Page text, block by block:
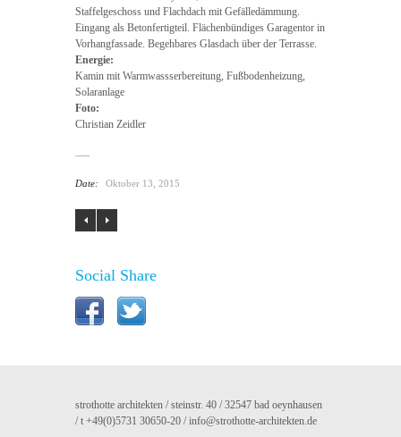
Staffelgeschoss und Flachdach mit Gefälledämmung.
Eingang als Betonfertigteil. Flächenbündiges Garagentor in
Vorhangfassade. Begehbares Glasdach über der Terrasse.
Energie:
Kamin mit Warmwassserbereitung, Fußbodenheizung,
Solaranlage
Foto:
Christian Zeidler
Date: Oktober 13, 2015
Social Share
strothotte architekten / steinstr. 40 / 32547 bad oeynhausen
/ t +49(0)5731 30650-20 /info@strothotte-architekten.de